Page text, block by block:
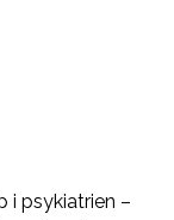
i psykiatrien –